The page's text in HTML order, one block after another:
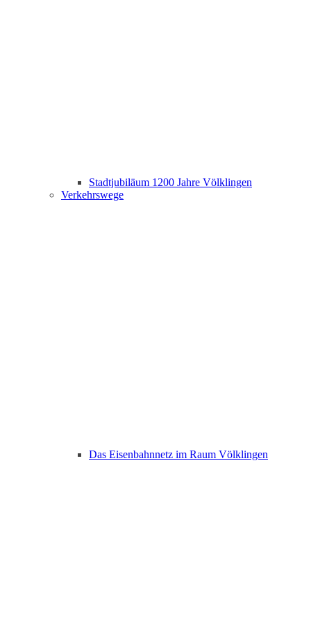
Stadtjubiläum 1200 Jahre Völklingen
Verkehrswege
Das Eisenbahnnetz im Raum Völklingen